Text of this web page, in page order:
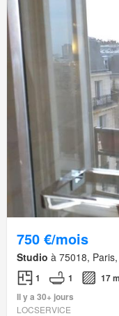
750 €/mois
Studio à 75018,
1 1
17
Il y a 30+ jours
LOCSERVICE